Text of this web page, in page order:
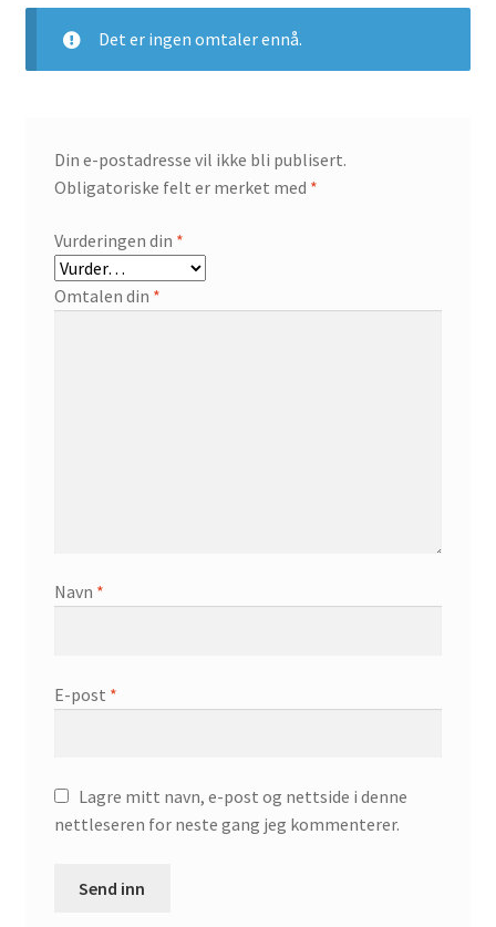
Det er ingen omtaler ennå.
Din e-postadresse vil ikke bli publisert.
Obligatoriske felt er merket med *
Vurderingen din *
Omtalen din *
Navn *
E-post *
Lagre mitt navn, e-post og nettside i denne
nettleseren for neste gang jeg kommenterer.